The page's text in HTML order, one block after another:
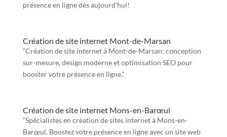
présence en ligne dès aujourd’hui!
Création de site internet Mont-de-Marsan
“Création de site internet à Mont-de-Marsan: conception
sur-mesure, design moderne et optimisation SEO pour
booster votre présence en ligne.”
Création de site internet Mons-en-Barœul
“Spécialistes en création de sites internet à Mons-en-
Barœul. Boostez votre présence en ligne avec un site web